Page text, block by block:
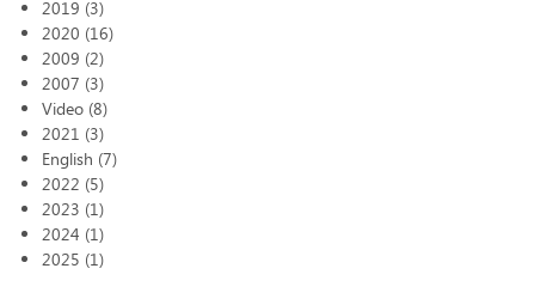
2019 (3)
2020 (16)
2009 (2)
2007 (3)
Video (8)
2021 (3)
English (7)
2022 (5)
2023 (1)
2024 (1)
2025 (1)